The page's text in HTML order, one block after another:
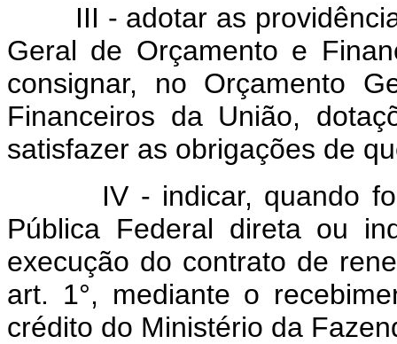
III - adotar as
Geral de Orçamento e
consignar, no Orçamento
Financeiros da União,
satisfazer as obrigações de
IV - indicar, quando
Pública Federal direta ou
execução do contrato de
art. 1°, mediante o
crédito do Ministério da